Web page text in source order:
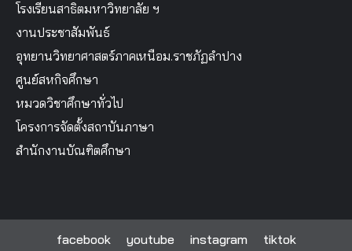
โรงเรียนสาธิตมหาวิทยาลัย ฯ
งานประชาสัมพันธ์
อุทยานวิทยาศาสตร์ภาคเหนือม.ราชภัฏลำปาง
ศูนย์สหกิจศึกษา
หมวดวิชาศึกษาทั่วไป
โครงการจัดตั้งสถาบันภาษา
สำนักงานบัณฑิตศึกษา
facebook youtube instagram tiktok